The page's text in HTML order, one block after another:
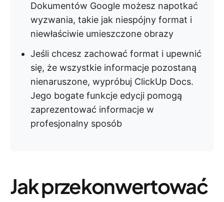
Dokumentów Google możesz napotkać
wyzwania, takie jak niespójny format i
niewłaściwie umieszczone obrazy
Jeśli chcesz zachować format i upewnić
się, że wszystkie informacje pozostaną
nienaruszone, wypróbuj ClickUp Docs.
Jego bogate funkcje edycji pomogą
zaprezentować informacje w
profesjonalny sposób
Jak przekonwertować